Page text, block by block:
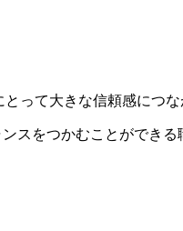
って大きな信頼感につな
スをつかむことができる